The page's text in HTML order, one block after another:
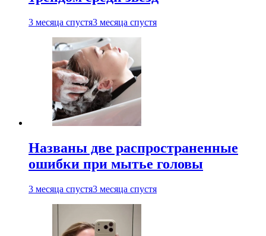
3 месяца спустя3 месяца спустя
Названы две распространенные
ошибки при мытье головы
3 месяца спустя3 месяца спустя